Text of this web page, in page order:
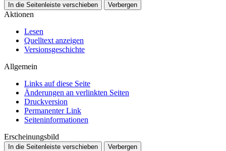
In die Seitenleiste verschieben Verbergen
Aktionen
Lesen
Quelltext anzeigen
Versionsgeschichte
Allgemein
Links auf diese Seite
Änderungen an verlinkten Seiten
Druckversion
Permanenter Link
Seiten­­informationen
Erscheinungsbild
In die Seitenleiste verschieben Verbergen